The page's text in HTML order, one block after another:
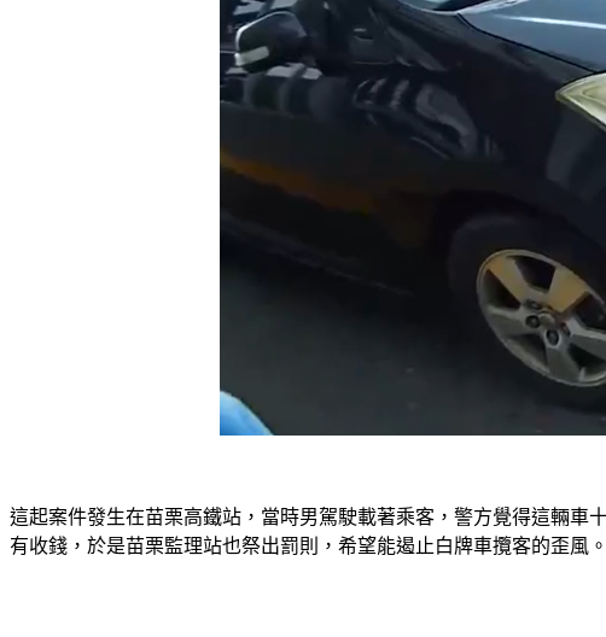
這起案件發生在苗栗高鐵站，當時男駕駛載著乘客，警方覺得這輛車
有收錢，於是苗栗監理站也祭出罰則，希望能遏止白牌車攬客的歪風。